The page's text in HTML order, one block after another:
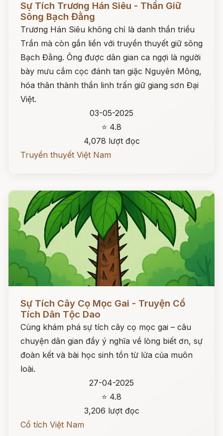
Sự Tích Trương Hán Siêu - Thần Giữ
Sông Bạch Đằng
Trương Hán Siêu không chỉ là danh thần triều
Trần mà còn gắn liền với truyền thuyết giữ sông
Bạch Đằng. Ông được dân gian ca ngợi là người
bày mưu cắm cọc đánh tan giặc Nguyên Mông,
hóa thân thành thần linh trấn giữ giang sơn Đại
Việt.
03-05-2025
⭐ 4.8
4,078 lượt đọc
Truyền thuyết Việt Nam
Sự Tích Cây Cọ Mọc Gai - Truyện Cổ
Tích Dân Tộc Dao
Cùng khám phá sự tích cây cọ mọc gai – câu
chuyện dân gian đầy ý nghĩa về lòng biết ơn, sự
đoàn kết và bài học sinh tồn từ lửa của muôn
loài.
27-04-2025
⭐ 4.8
3,206 lượt đọc
Cổ tích Việt Nam